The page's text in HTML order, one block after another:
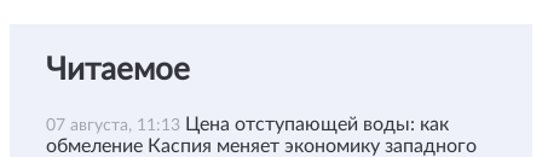
Читаемое
07 августа, 11:13 Цена отступающей воды: как
обмеление Каспия меняет экономику западного